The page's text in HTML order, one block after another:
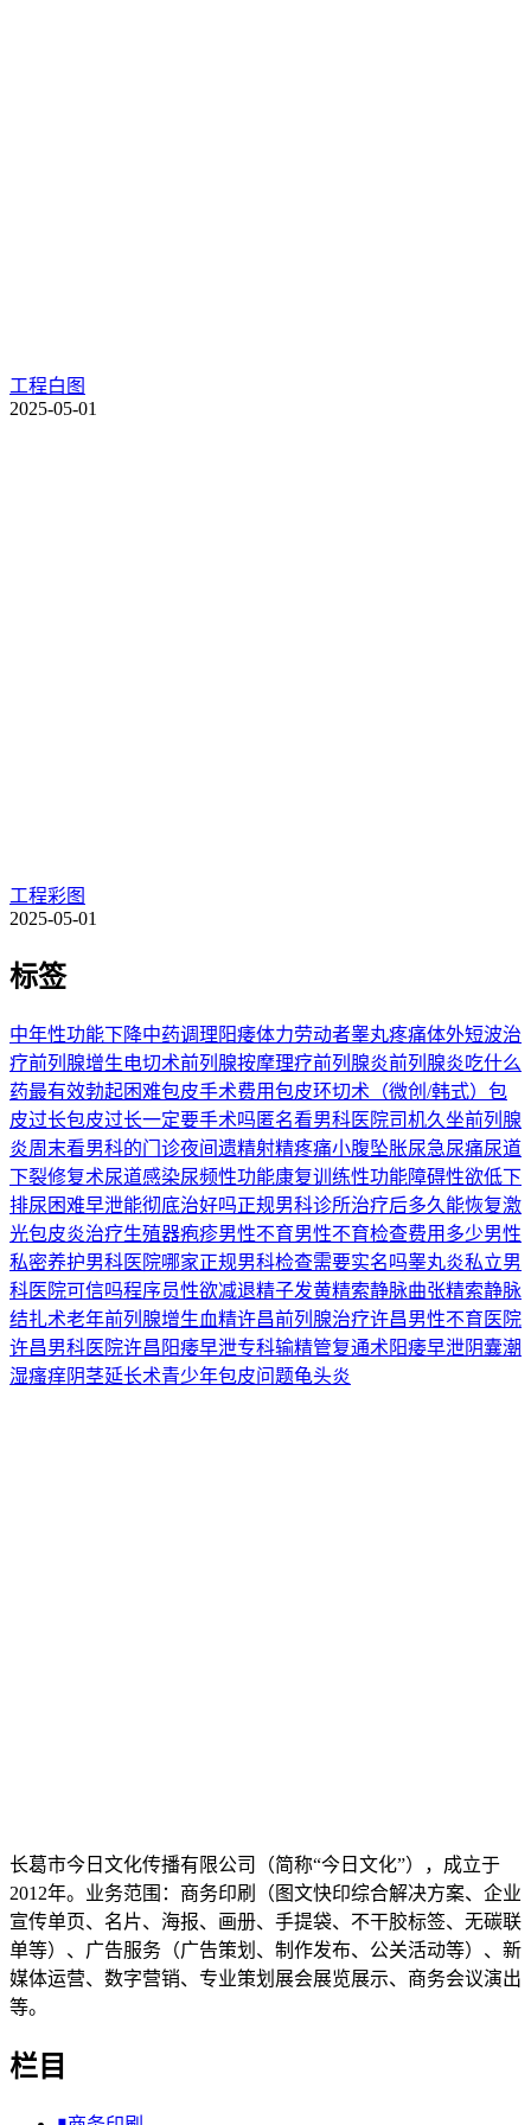
工程白图
2025-05-01
工程彩图
2025-05-01
标签
中年性功能下降中药调理阳痿体力劳动者睾丸疼痛体外短波治
疗前列腺增生电切术前列腺按摩理疗前列腺炎前列腺炎吃什么
药最有效勃起困难包皮手术费用包皮环切术（微创/韩式） 包
皮过长包皮过长一定要手术吗 匿名看男科医院司机久坐前列腺
炎周末看男科的门诊夜间遗精射精疼痛小腹坠胀尿急尿痛尿道
下裂修复术尿道感染尿频性功能康复训练性功能障碍性欲低下
排尿困难早泄能彻底治好吗正规男科诊所治疗后多久能恢复激
光包皮炎治疗生殖器疱疹男性不育男性不育检查费用多少男性
私密养护男科医院哪家正规男科检查需要实名吗睾丸炎私立男
科医院可信吗程序员性欲减退精子发黄精索静脉曲张精索静脉
结扎术老年前列腺增生血精许昌前列腺治疗许昌男性不育医院
许昌男科医院许昌阳痿早泄专科输精管复通术阳痿早泄阴囊潮
湿瘙痒阴茎延长术青少年包皮问题龟头炎
长葛市今日文化传播有限公司（简称“今日文化”），成立于
2012年。业务范围：商务印刷（图文快印综合解决方案、企业
宣传单页、名片、海报、画册、手提袋、不干胶标签、无碳联
单等）、广告服务（广告策划、制作发布、公关活动等）、新
媒体运营、数字营销、专业策划展会展览展示、商务会议演出
等。
栏目